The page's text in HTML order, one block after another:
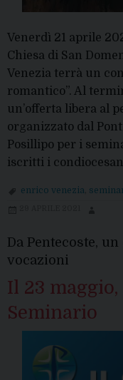
Venerdì 21 aprile
Chiesa di San
Venezia terrà un
romantico”. Al
un’offerta libera al
organizzato dal
Posillipo per i
iscritti i
enrico venezia
Da Pentecoste,
vocazioni
Il 23
Seminario